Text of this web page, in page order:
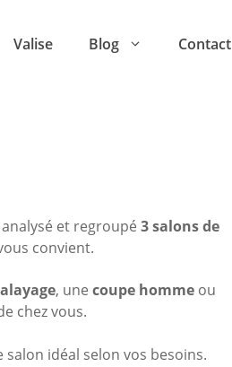
Valise Blog Contact
et regroupé 3 salons de
convient.
, une coupe homme ou
chez vous.
idéal selon vos besoins.